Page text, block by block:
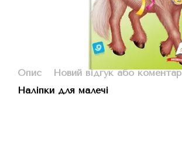
Опис
Новий відгук або коментар
Наліпки для малечі